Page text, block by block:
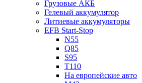
Грузовые АКБ
Гелевый аккумулятор
Литиевые аккумуляторы
EFB Start-Stop
N55
Q85
S95
T110
На европейские авто